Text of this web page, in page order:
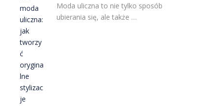
Moda uliczna to nie tylko sposób
ubierania się, ale także …